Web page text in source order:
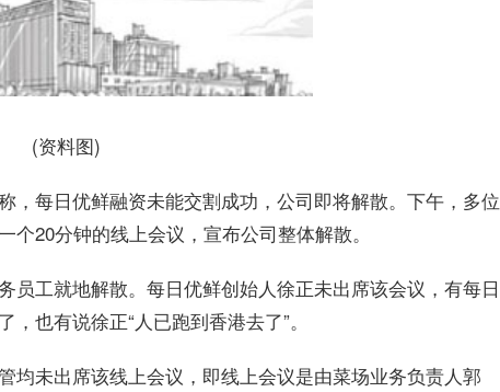
(资料图)
，每日优鲜融资未能交割成功，公司即将解散。下午，多位
20分钟的线上会议，宣布公司整体解散。
员工就地解散。每日优鲜创始人徐正未出席该会议，有每日
也有说徐正“人已跑到香港去了”。
均未出席该线上会议，即线上会议是由菜场业务负责人郭